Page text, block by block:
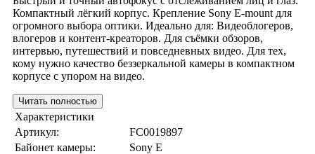
Компактный лёгкий корпус. Крепление Sony E-mount для
огромного выбора оптики. Идеально для: Видеоблогеров,
влогеров и контент-креаторов. Для съёмки обзоров,
интервью, путешествий и повседневных видео. Для тех,
кому нужно качество беззеркальной камеры в компактном
корпусе с упором на видео.
Читать полностью
Характеристики
Артикул:
FC0019897
Байонет камеры:
Sony E